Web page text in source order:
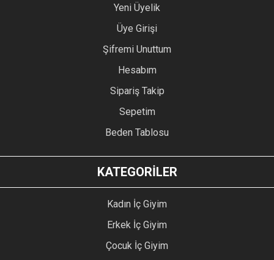
Yeni Üyelik
Üye Girişi
Şifremi Unuttum
Hesabım
Sipariş Takip
Sepetim
Beden Tablosu
KATEGORİLER
Kadın İç Giyim
Erkek İç Giyim
Çocuk İç Giyim